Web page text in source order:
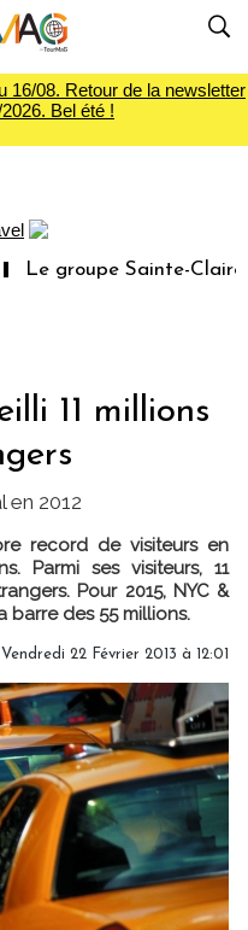
16/08. Retour de la newsletter
Bel été !
Le groupe Sainte-Claire
11 millions
en 2012
record de visiteurs en
Parmi ses visiteurs, 11
Pour 2015, NYC &
barre des 55 millions.
Vendredi 22 Février 2013 à 12:01